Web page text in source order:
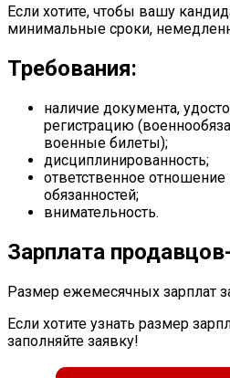
Если хотите, чтобы вашу
минимальные сроки,
Требования:
наличие документа,
регистрацию
военные билеты);
дисциплинированность;
ответственное
обязанностей;
внимательность.
Зарплата
Размер ежемесячных зарплат
Если хотите узнать размер
заполняйте заявку!